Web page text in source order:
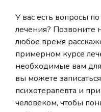
У вас есть вопросы
лечения? Позвоните
любое время
примерном курсе
необходимые вам
вы можете
психотерапевта и
человеком, чтобы